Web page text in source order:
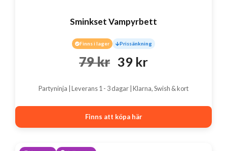
Sminkset Vampyrbett
Finns i lager Prissänkning
79kr Det
var:
39 krDet
Partyninja | Leverans 1 - 3 dagar | Klarna, Swish & kort
Finns att köpa här